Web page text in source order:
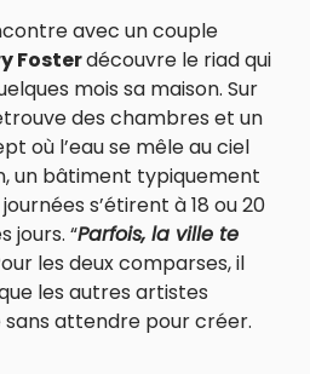
avec un couple
Fosterdécouvre le riad qui
mois sa maison. Sur
des chambres et un
où l’eau se mêle au ciel
un bâtiment typiquement
s’étirent à 18 ou 20
jours. “Parfois, la ville te
les deux comparses, il
les autres artistes
attendre pour créer.